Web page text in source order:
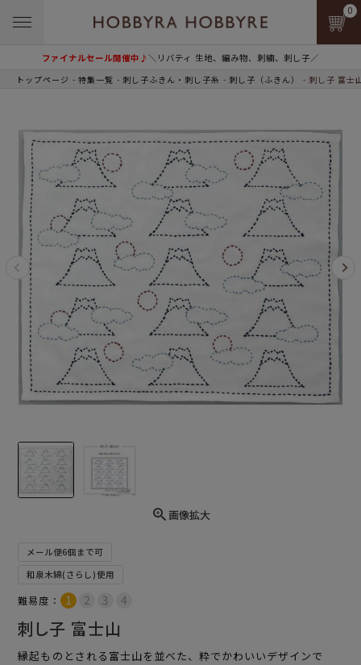
ファイナルセール開催中♪＼リバティ 生地、編み物、刺繍、刺し子／
0
トップページ 特集一覧 刺し子ふきん・刺し子糸 刺し子（ふきん） 刺し子 富士
画像拡大
メール便6個まで可
和泉木綿(さらし)使用
難易度：
刺し子 富士山
縁起ものとされる富士山を並べた、粋でかわいいデザインで